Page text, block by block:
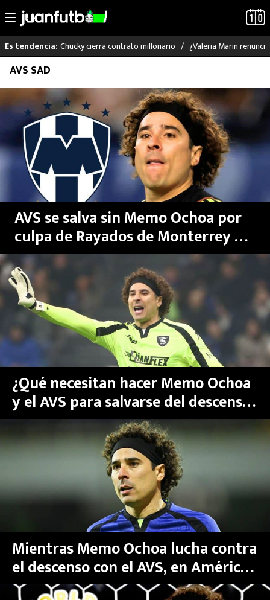
Saltar
contenido
Es tendencia: Chucky cierra contrato millonario ¿Valeria Marin
LO ÚLTIMO
LIGA MX
RAYADOS
PUMAS
ATLANTE
SELECCIÓN MEXICANA
FUTBOL INTERNACIONAL
MEXICANOS EN EL EXTRANJERO
FUTBOL ESTUFA
FÓRMULA 1
BOXEO
LIGA MX
AVS SAD
AVS se salva sin Memo Ochoa por
culpa de Rayados de Monterrey de
Sergio Ramos
¿Qué necesitan hacer Memo Ochoa
y el AVS para salvarse del descenso
en Portugal?
Mientras Memo Ochoa lucha contra
el descenso con el AVS, en América
lo destrozan con dura crítica